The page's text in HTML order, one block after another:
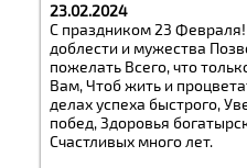
23.02.2024
С праздником 23
доблести и мужества
пожелать Всего, что
Вам, Чтоб жить и
делах успеха быстрого,
побед, Здоровья
Счастливых много лет.